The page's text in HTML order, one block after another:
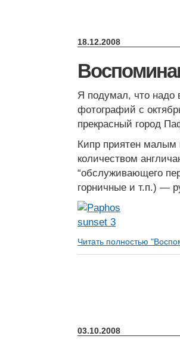
18.12.2008
Я подумал, что надо
фотографий с
прекрасный город
Кипр приятен малым
количеством
“обслуживающего
горничные и т.п.) —
Читать полностью
03.10.2008